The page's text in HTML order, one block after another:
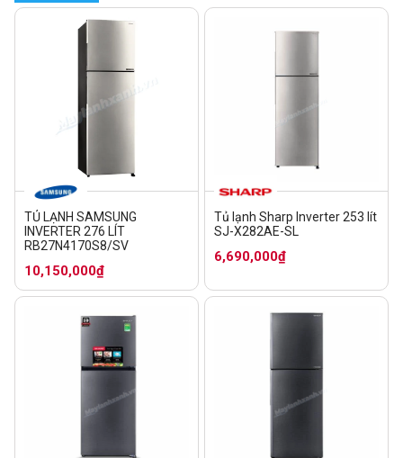
TỦ LẠNH SAMSUNG
INVERTER 276 LÍT
RB27N4170S8/SV
10,150,000₫
Tủ lạnh Sharp Inverter 253 lít
SJ-X282AE-SL
6,690,000₫